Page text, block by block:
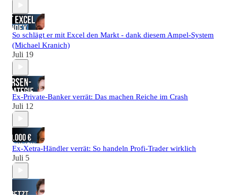
So schlägt er mit Excel den Markt - dank diesem Ampel-System
(Michael Kranich)
Juli 19
Ex-Private-Banker verrät: Das machen Reiche im Crash
Juli 12
Ex-Xetra-Händler verrät: So handeln Profi-Trader wirklich
Juli 5